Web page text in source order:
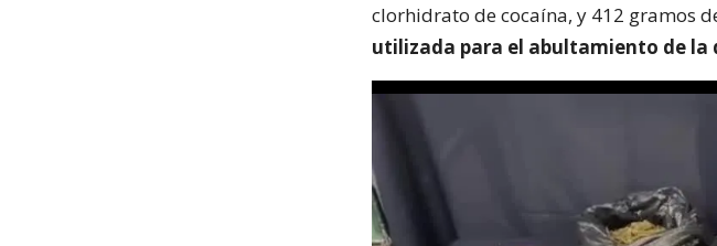
clorhidrato de cocaína, y 412 gramos
utilizada para el abultamiento de la